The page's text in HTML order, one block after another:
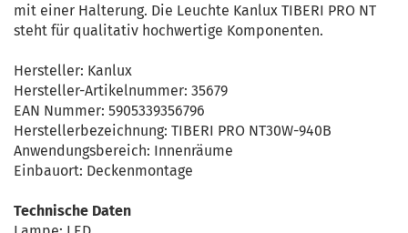
mit einer Halterung. Die Leuchte Kanlux TIBERI PRO NT
steht für qualitativ hochwertige Komponenten.
Hersteller: Kanlux
Hersteller-Artikelnummer: 35679
EAN Nummer: 5905339356796
Herstellerbezeichnung: TIBERI PRO NT30W-940B
Anwendungsbereich: Innenräume
Einbauort: Deckenmontage
Technische Daten